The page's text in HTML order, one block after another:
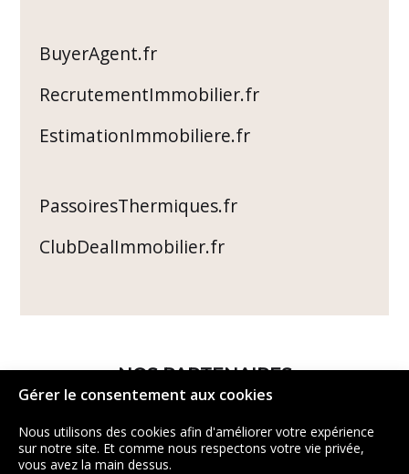
Gérer le consentement aux cookies
Nous utilisons des cookies afin d'améliorer votre expérience
sur notre site. Et comme nous respectons votre vie privée,
vous avez la main dessus.
BuyerAgent.fr
RecrutementImmobilier.fr
EstimationImmobiliere.fr
PassoiresThermiques.fr
ClubDealImmobilier.fr
NOS PARTENAIRES